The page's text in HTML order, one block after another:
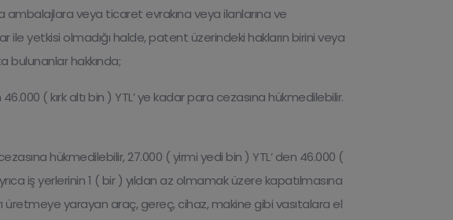
ambalajlara veya ticaret evrakına veya ilanlarına ve
ile yetkisi olmadığı halde, patent üzerindeki hakların birini veya
bulunanlar hakkında;
( kırk altı bin ) YTL’ ye kadar para cezasına hükmedilebilir.
hükmedilebilir, 27.000 ( yirmi yedi bin ) YTL’ den 46.000 (
iş yerlerinin 1 ( bir ) yıldan az olmamak üzere kapatılmasına
yarayan araç, gereç, cihaz, makine gibi vasıtalara el